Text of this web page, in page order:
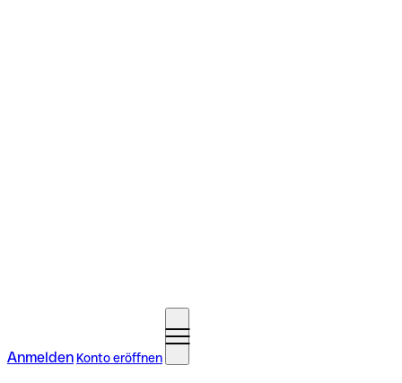
Anmelden Konto eröffnen